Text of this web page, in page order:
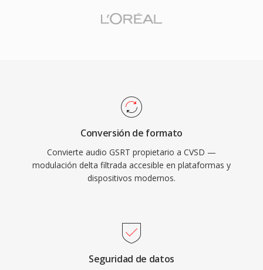
Conversión de formato
Convierte audio GSRT propietario a CVSD —
modulación delta filtrada accesible en plataformas y
dispositivos modernos.
Seguridad de datos